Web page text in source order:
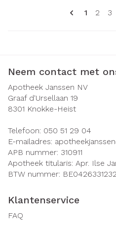
U lees
1 Pagina
2 3
Neem contact met
Apotheek Janssen NV
Graaf d'Ursellaan 19
8301 Knokke-Heist
Telefoon: 050 51 29 04
E-mailadres:
APB nummer: 310911
Apotheek titularis: Apr. Ilse
BTW nummer:
Klantenservice
FAQ